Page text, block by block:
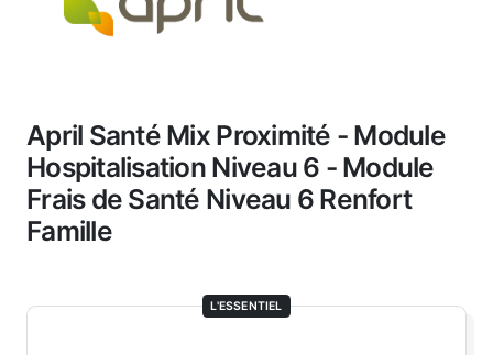
April Santé Mix Proximité - Module
Hospitalisation Niveau 6 - Module
Frais de Santé Niveau 6 Renfort
Famille
L'ESSENTIEL